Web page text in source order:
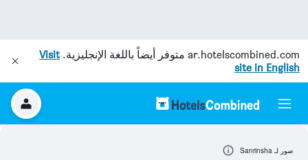
ar.hotelscombined.com متوفر أيضاً باللغة الإنجليزية.Visit
site in English
صور لـ Sanrinsha